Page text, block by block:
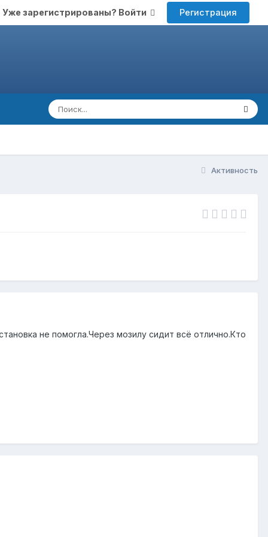
Уже зарегистрированы? Войти Регистрация
Активность
не помогла.Через мозилу сидит всё отлично.Кто